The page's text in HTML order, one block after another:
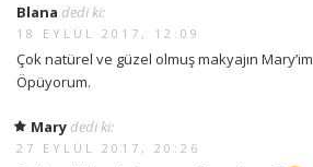
Blana dedi ki:
18 EYLÜL 2017, 12:09
Çok natürel ve güzel olmuş makyajın Mary’im
Öpüyorum.
Mary dedi ki:
27 EYLÜL 2017, 20:26